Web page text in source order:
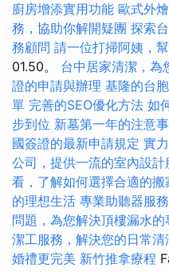
廚房增添實用功能 歐式外
務，協助你解開疑團 探索
務顧問 請一位打掃阿姨，
01.50。 台中居家清潔，為
證的申請與辦理 基隆的台
單 完善的SEO優化方法 如
步到位 新墓第一年的注意
國簽證的最新申請規定 實
公司，提供一流的室內設計
看，了解如何選擇合適的搬
的理想生活 專業助聽器服
問題，為您解決頂樓漏水的
潔工服務，解決您的日常清
婚禮更完美 新竹推拿療程